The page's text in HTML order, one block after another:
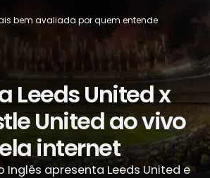
bem avaliada por quem entende
usuários já se livraram da TV a cabo
Leeds United x
United ao vivo
internet
Inglês apresenta Leeds United e